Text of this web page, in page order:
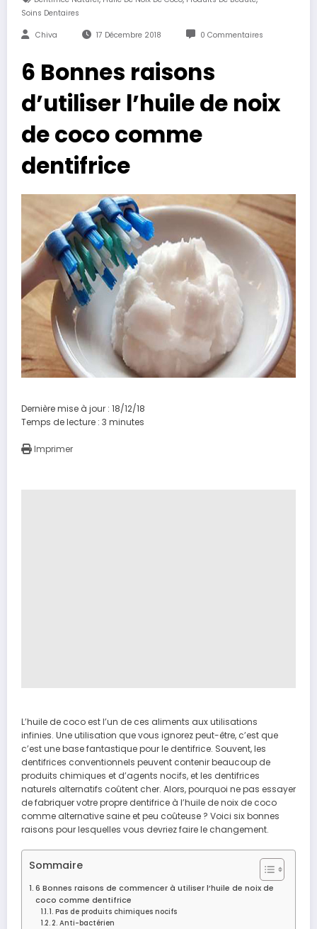
Soins Dentaires
Chiva 17 Décembre 2018 0 Commentaires
6 Bonnes raisons
d’utiliser l’huile de noix
de coco comme
dentifrice
Dernière mise à jour : 18/12/18
Temps de lecture : 3 minutes
Imprimer
L’huile de coco est l’un de ces aliments aux utilisations
infinies. Une utilisation que vous ignorez peut-être, c’est que
c’est une base fantastique pour le dentifrice. Souvent, les
dentifrices conventionnels peuvent contenir beaucoup de
produits chimiques et d’agents nocifs, et les dentifrices
naturels alternatifs coûtent cher. Alors, pourquoi ne pas essayer
de fabriquer votre propre dentifrice à l’huile de noix de coco
comme alternative saine et peu coûteuse ? Voici six bonnes
raisons pour lesquelles vous devriez faire le changement.
Sommaire
6 Bonnes raisons de commencer à utiliser l’huile de noix de
coco comme dentifrice
1. Pas de produits chimiques nocifs
2. Anti-bactérien